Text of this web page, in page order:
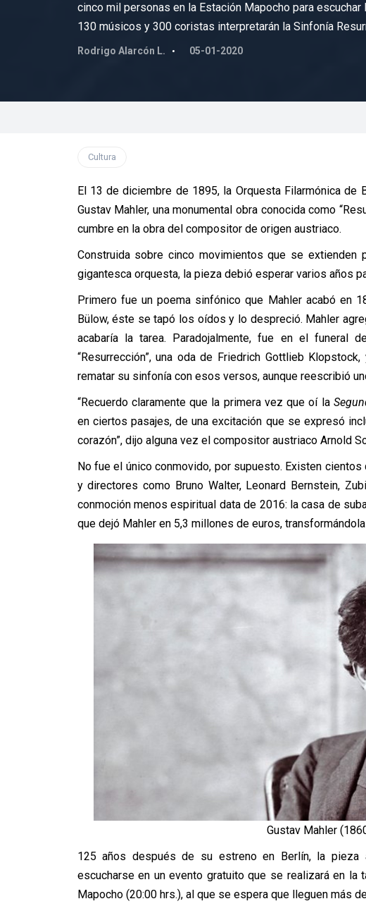
cinco mil personas en la Estación Mapocho para
130 músicos y 300 coristas interpretarán la Sinfonía
Rodrigo Alarcón L. 05-01-2020
Cultura
El 13 de diciembre de 1895, la Orquesta Filarmónica de
Gustav Mahler, una monumental obra conocida como
cumbre en la obra del compositor de origen austriaco.
Construida sobre cinco movimientos que se extienden
gigantesca orquesta, la pieza debió esperar varios años
Primero fue un poema sinfónico que Mahler acabó en
Bülow, éste se tapó los oídos y lo despreció. Mahler
acabaría la tarea. Paradojalmente, fue en el funeral
“Resurrección”, una oda de Friedrich Gottlieb
rematar su sinfonía con esos versos, aunque reescribió
“Recuerdo claramente que la primera vez que oí la
en ciertos pasajes, de una excitación que se expresó
corazón”, dijo alguna vez el compositor austriaco Arnold
No fue el único conmovido, por supuesto. Existen
y directores como Bruno Walter, Leonard Bernstein,
conmoción menos espiritual data de 2016: la casa de
que dejó Mahler en 5,3 millones de euros,
Gustav Mahler
125 años después de su estreno en Berlín, la pieza
escucharse en un evento gratuito que se realizará en
Mapocho (20:00 hrs.), al que se espera que lleguen más